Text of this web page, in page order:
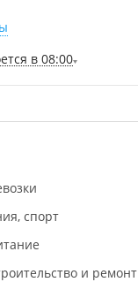
в 08:00
спорт
и ремонт